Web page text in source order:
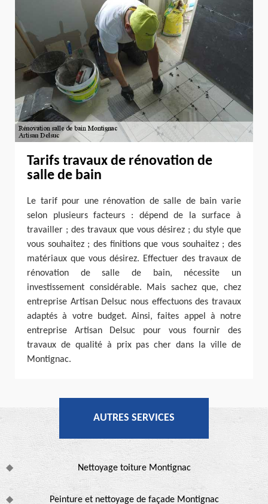
Tarifs travaux de rénovation de
salle de bain
Le tarif pour une rénovation de salle de bain varie
selon plusieurs facteurs : dépend de la surface à
travailler ; des travaux que vous désirez ; du style que
vous souhaitez ; des finitions que vous souhaitez ; des
matériaux que vous désirez. Effectuer des travaux de
rénovation de salle de bain, nécessite un
investissement considérable. Mais sachez que, chez
entreprise Artisan Delsuc nous effectuons des travaux
adaptés à votre budget. Ainsi, faites appel à notre
entreprise Artisan Delsuc pour vous fournir des
travaux de qualité à prix pas cher dans la ville de
Montignac.
AUTRES SERVICES
Nettoyage toiture Montignac
Peinture et nettoyage de façade Montignac